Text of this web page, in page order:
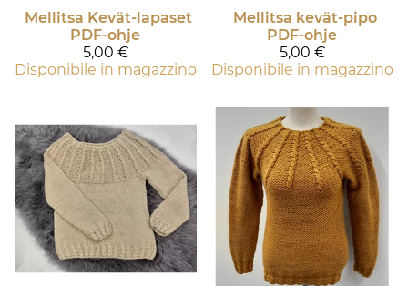
Mellitsa Kevät-lapaset
PDF-ohje
5,00 €
Disponibile in magazzino
Mellitsa kevät-pipo
PDF-ohje
5,00 €
Disponibile in magazzino